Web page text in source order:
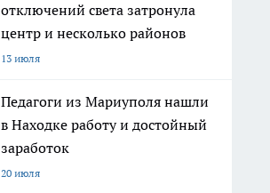
отключений света затронула
центр и несколько районов
13 июля
Педагоги из Мариуполя нашли
в Находке работу и достойный
заработок
20 июля